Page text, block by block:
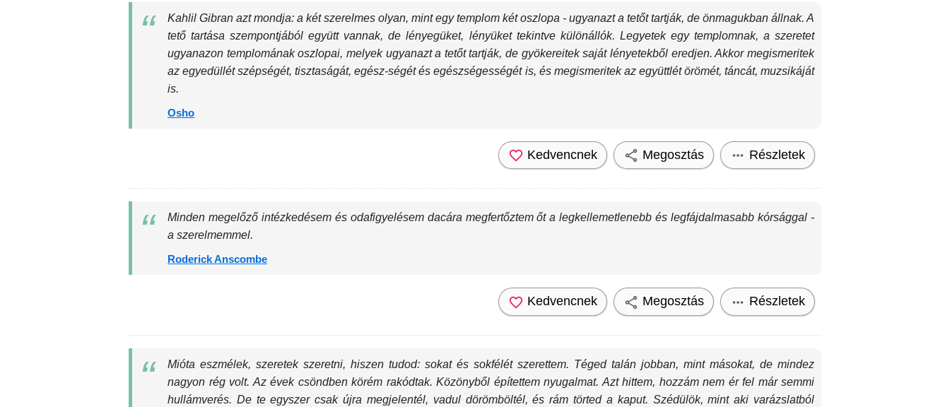
Kahlil Gibran azt mondja: a két szerelmes olyan, mint egy templom két oszlopa - ugyanazt a tetőt tartják, de önmagukban állnak. A
tető tartása szempontjából együtt vannak, de lényegüket, lényüket tekintve különállók. Legyetek egy templomnak, a szeretet
ugyanazon templomának oszlopai, melyek ugyanazt a tetőt tartják, de gyökereitek saját lényetekből eredjen. Akkor megismeritek
az egyedüllét szépségét, tisztaságát, egész-ségét és egészségességét is, és megismeritek az együttlét örömét, táncát, muzsikáját
is.
Osho
Kedvencnek Megosztás Részletek
Minden megelőző intézkedésem és odafigyelésem dacára megfertőztem őt a legkellemetlenebb és legfájdalmasabb kórsággal -
a szerelmemmel.
Roderick Anscombe
Kedvencnek Megosztás Részletek
Mióta eszmélek, szeretek szeretni, hiszen tudod: sokat és sokfélét szerettem. Téged talán jobban, mint másokat, de mindez
nagyon rég volt. Az évek csöndben körém rakódtak. Közönyből építettem nyugalmat. Azt hittem, hozzám nem ér fel már semmi
hullámverés. De te egyszer csak újra megjelentél, vadul dörömböltél, és rám törted a kaput. Szédülök, mint aki varázslatból